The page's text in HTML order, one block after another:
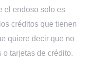
el endoso solo es
créditos que tienen
quiere decir que no
tarjetas de crédito.